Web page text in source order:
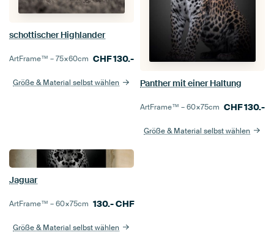
schottischer Highlander
ArtFrame™ –75×60cm CHF130.-
Größe & Material selbst wählen Panther mit einer Haltung
ArtFrame™ –60×75cm CHF130.-
Größe & Material selbst wählen
Jaguar
ArtFrame™ –60×75cm 130.-CHF
Größe & Material selbst wählen